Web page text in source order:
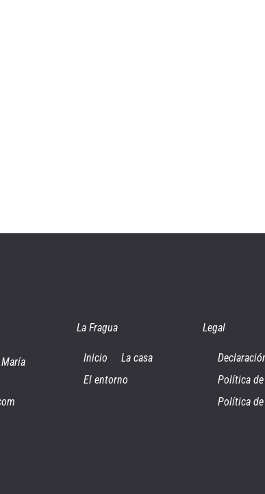
La Fragua
Inicio
La casa
El entorno
Legal
Política
Política